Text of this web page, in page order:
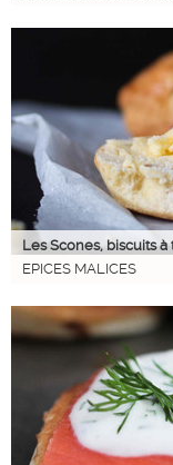
Les Scones, biscuits à
EPICES MALICES